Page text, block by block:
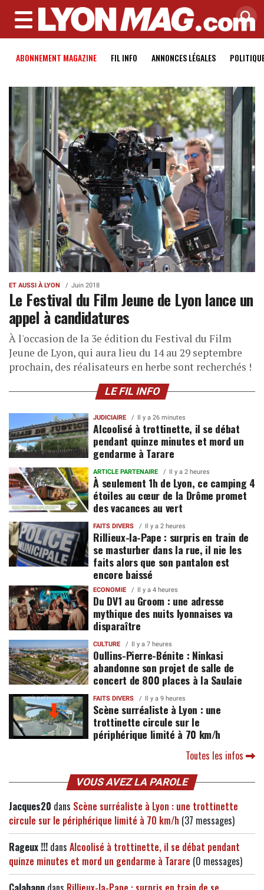
MENU
ABONNEMENT MAGAZINE FIL INFO ANNONCES LÉGALES
ET AUSSI À LYON Juin 2018
Le Festival du Film Jeune de Lyon lance un
appel à candidatures
À l'occasion de la 3e édition du Festival du Film
Jeune de Lyon, qui aura lieu du 14 au 29 septembre
prochain, des réalisateurs en herbe sont recherchés !
LE FIL INFO
JUDICIAIRE Il y a 26 minutes
Alcoolisé à trottinette, il se débat
pendant quinze minutes et mord un
gendarme à Tarare
ARTICLE PARTENAIRE Il y a 2 heures
À seulement 1h de Lyon, ce camping 4
étoiles au cœur de la Drôme promet
des vacances au vert
FAITS DIVERS Il y a 2 heures
Rillieux-la-Pape : surpris en train de
se masturber dans la rue, il nie les
faits alors que son pantalon est
encore baissé
ECONOMIE Il y a 4 heures
Du DV1 au Groom : une adresse
mythique des nuits lyonnaises va
disparaître
CULTURE Il y a 7 heures
Oullins-Pierre-Bénite : Ninkasi
abandonne son projet de salle de
concert de 800 places à la Saulaie
FAITS DIVERS Il y a 9 heures
Scène surréaliste à Lyon : une
trottinette circule sur le
périphérique limité à 70 km/h
Toutes les infos
VOUS AVEZ LA PAROLE
Jacques20 dans Scène surréaliste à Lyon : une trottinette
circule sur le périphérique limité à 70 km/h (37 messages)
Rageux !!! dans Alcoolisé à trottinette, il se débat pendant
quinze minutes et mord un gendarme à Tarare (0 messages)